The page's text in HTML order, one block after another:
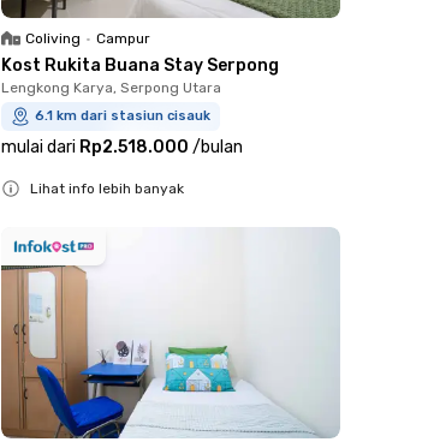
Coliving • Campur
Kost Rukita Buana Stay Serpong
Lengkong Karya, Serpong Utara
6.1 km dari stasiun cisauk
mulai dari Rp2.518.000 /bulan
Lihat info lebih banyak